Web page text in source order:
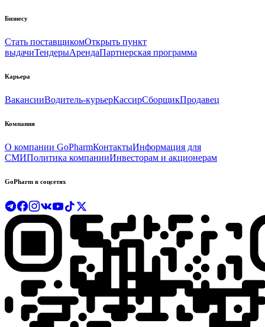
Бизнесу
Стать поставщикомОткрыть пункт
выдачиТендерыАрендаПартнерская программа
Карьера
ВакансииВодитель-курьерКассирСборщикПродавец
Компания
О компании GoPharmКонтактыИнформация для
СМИПолитика компанииИнвесторам и акционерам
GoPharm в соцсетях